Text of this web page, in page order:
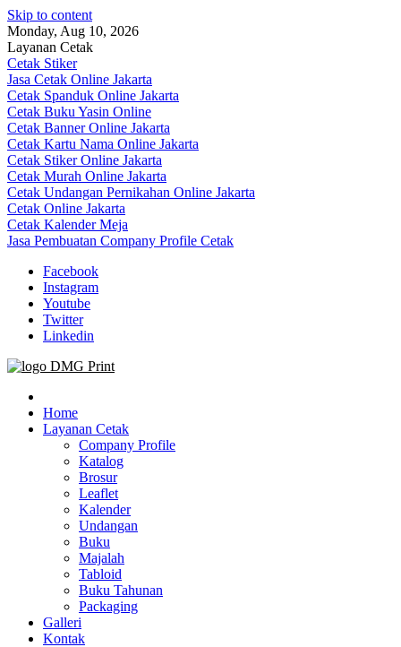
Skip to content
Monday, Aug 10, 2026
Layanan Cetak
Cetak Stiker
Jasa Cetak Online Jakarta
Cetak Spanduk Online Jakarta
Cetak Buku Yasin Online
Cetak Banner Online Jakarta
Cetak Kartu Nama Online Jakarta
Cetak Stiker Online Jakarta
Cetak Murah Online Jakarta
Cetak Undangan Pernikahan Online Jakarta
Cetak Online Jakarta
Cetak Kalender Meja
Jasa Pembuatan Company Profile Cetak
Facebook
Instagram
Youtube
Twitter
Linkedin
Jasa Cetak Online DMG Printing
Home
Layanan Cetak
Company Profile
Katalog
Brosur
Leaflet
Kalender
Undangan
Buku
Majalah
Tabloid
Buku Tahunan
Packaging
Galleri
Kontak